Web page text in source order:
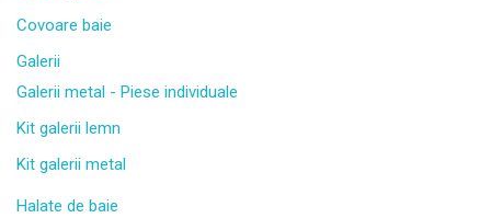
Covoare baie
Galerii
Galerii metal - Piese individuale
Kit galerii lemn
Kit galerii metal
Halate de baie